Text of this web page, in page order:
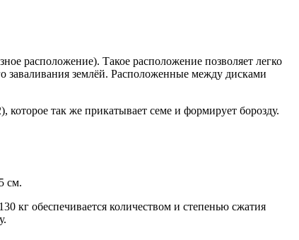
расположение). Такое расположение позволяет легко
заваливания землёй. Расположенные между дисками
так же прикатывает семе и формирует борозду.
см.
кг обеспечивается количеством и степенью сжатия